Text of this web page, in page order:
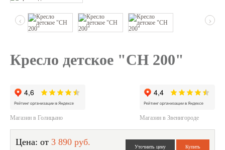
‹ ›
Кресло детское "CH 200"
Магазин в Голицыно Магазин в Звенигороде
Цена: от 3 890 руб.